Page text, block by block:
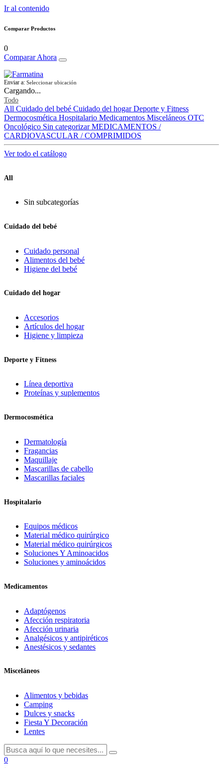
Ir al contenido
Comparar Productos
0
Comparar Ahora
Enviar a: Seleccionar ubicación
Cargando...
Todo
All Cuidado del bebé Cuidado del hogar Deporte y Fitness
Dermocosmética Hospitalario Medicamentos Misceláneos OTC
Oncológico Sin categorizar MEDICAMENTOS /
CARDIOVASCULAR / COMPRIMIDOS
Ver todo el catálogo
All
Sin subcategorías
Cuidado del bebé
Cuidado personal
Alimentos del bebé
Higiene del bebé
Cuidado del hogar
Accesorios
Artículos del hogar
Higiene y limpieza
Deporte y Fitness
Línea deportiva
Proteínas y suplementos
Dermocosmética
Dermatología
Fragancias
Maquillaje
Mascarillas de cabello
Mascarillas faciales
Hospitalario
Equipos médicos
Material médico quirúrgico
Material médico quirúrgicos
Soluciones Y Aminoacidos
Soluciones y aminoácidos
Medicamentos
Adaptógenos
Afección respiratoria
Afección urinaria
Analgésicos y antipiréticos
Anestésicos y sedantes
Misceláneos
Alimentos y bebidas
Camping
Dulces y snacks
Fiesta Y Decoración
Lentes
0